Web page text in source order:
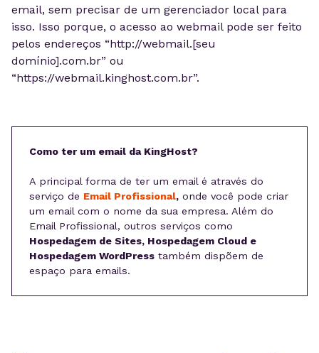
email, sem precisar de um gerenciador local para
isso. Isso porque, o acesso ao webmail pode ser feito
pelos endereços “http://webmail.[seu
domínio].com.br” ou
“https://webmail.kinghost.com.br”.
Como ter um email da KingHost?
A principal forma de ter um email é através do
serviço de Email Profissional, onde você pode criar
um email com o nome da sua empresa. Além do
Email Profissional, outros serviços como
Hospedagem de Sites, Hospedagem Cloud e
Hospedagem WordPress também dispõem de
espaço para emails.